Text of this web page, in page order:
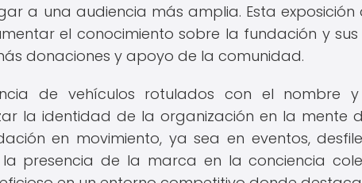
a una audiencia más amplia. Esta
el conocimiento sobre la fundación y
donaciones y apoyo de la comunidad.
de vehículos rotulados con el nombre
la identidad de la organización en la mente
en movimiento, ya sea en eventos,
la presencia de la marca en la conciencia